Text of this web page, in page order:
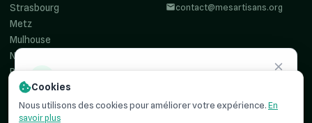
Besoin d'un
Recevez jusqu'à 3 devis comparatifs pour votre projet. C'est
Strasbourg
Metz
Mulhouse
Nancy
Reims
Colmar
Haguenau
contact@mesartisans.org
Cookies
Nous utilisons des cookies pour améliorer votre expérience. En
savoir plus